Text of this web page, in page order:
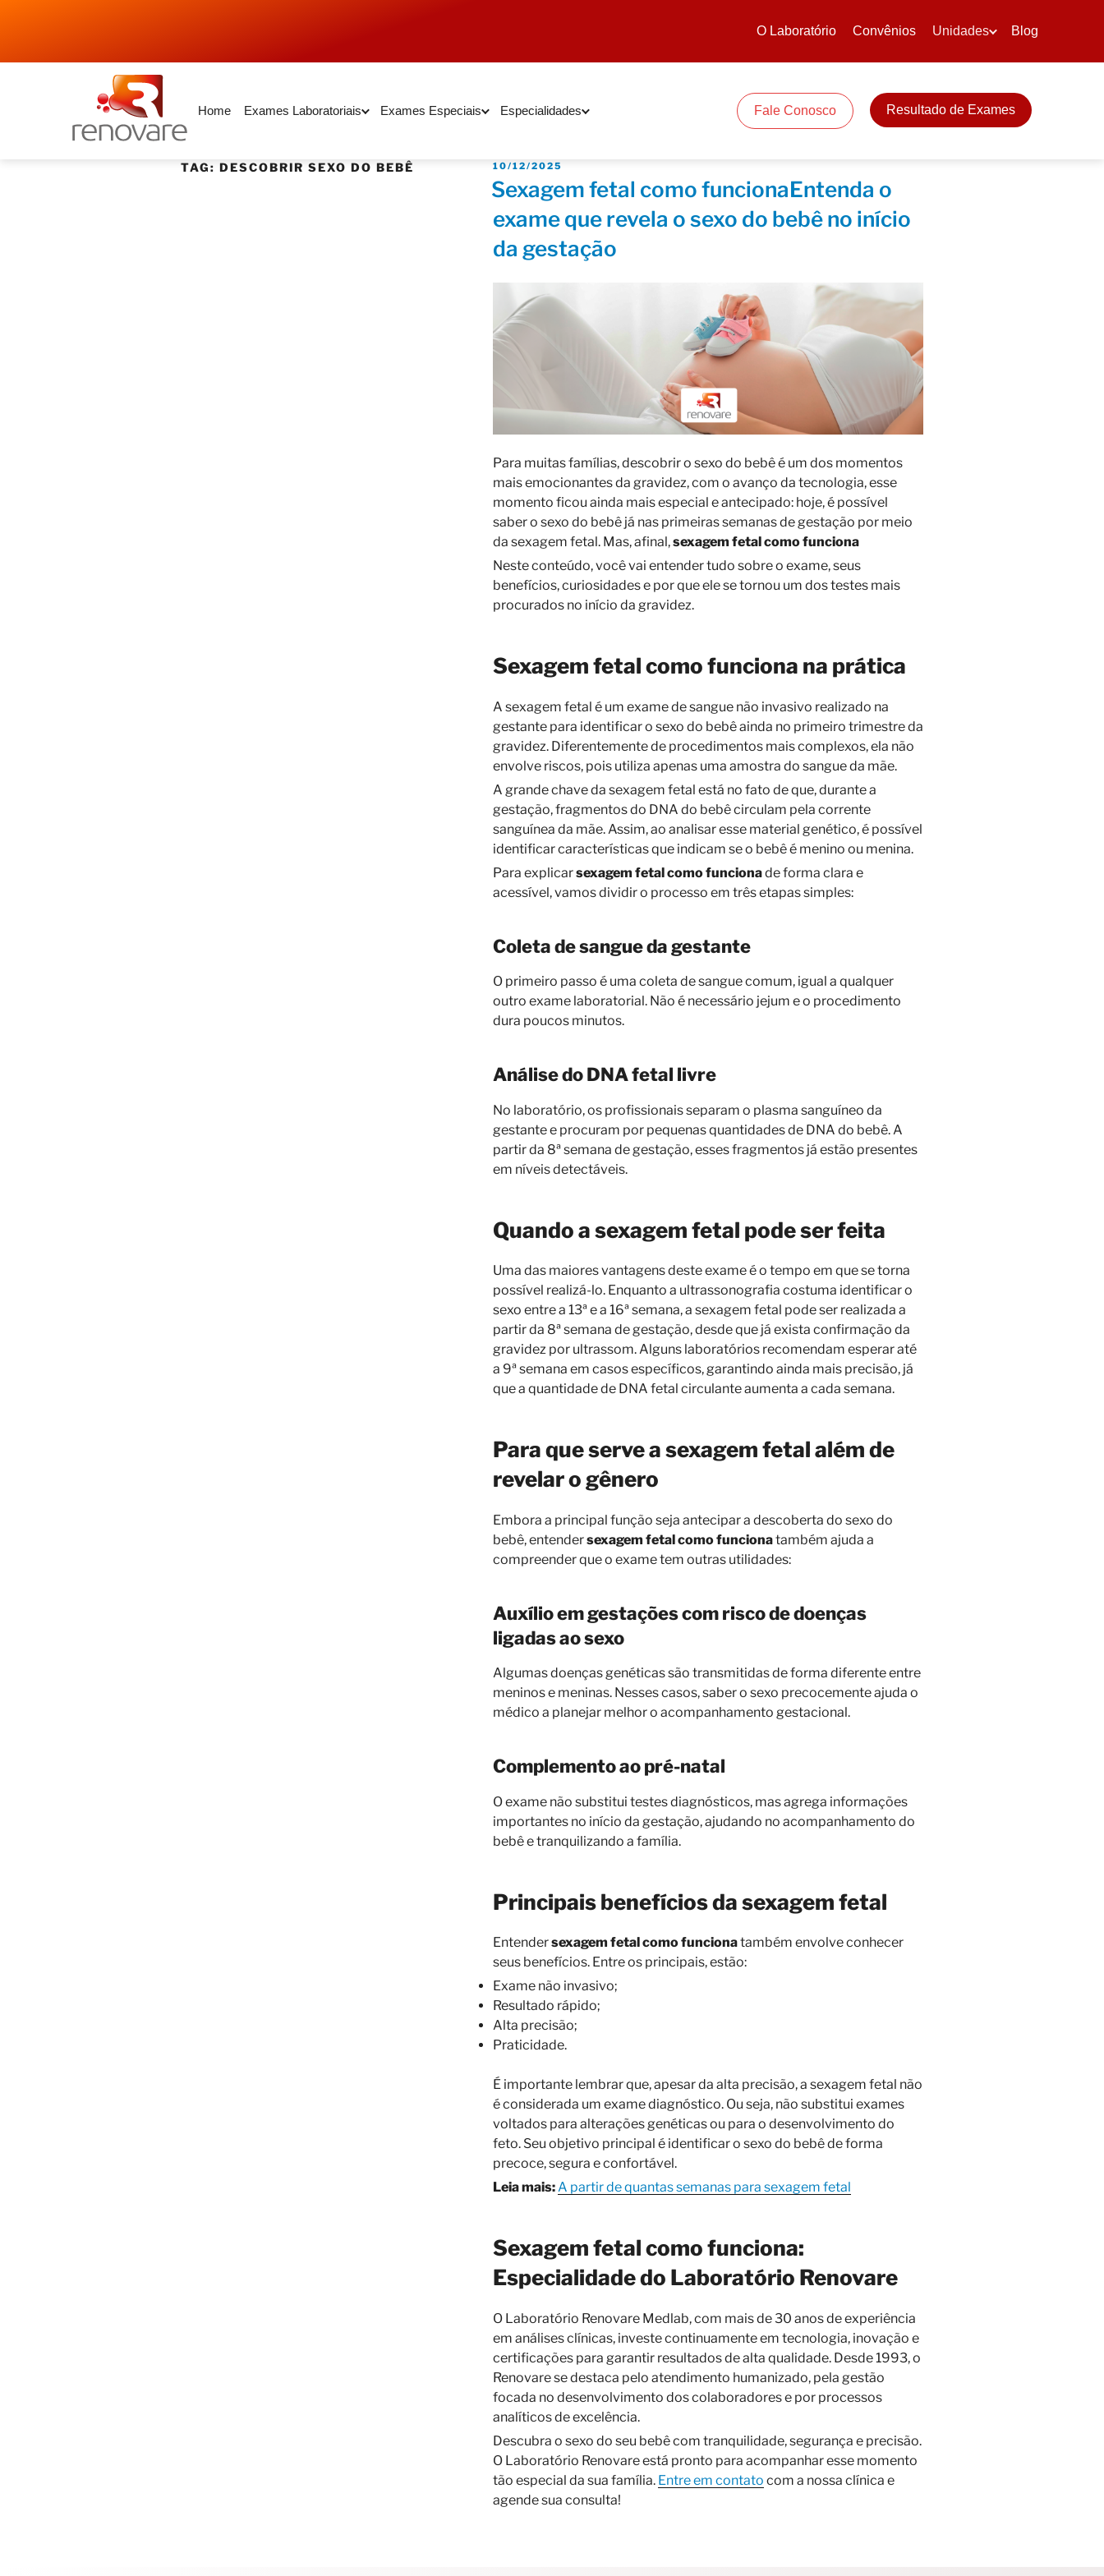
O Laboratório Convênios Unidades Blog
Home Exames Laboratoriais Exames Especiais Especialidades Fale Conosco Resultado de Exames
TAG: DESCOBRIR SEXO DO BEBÊ 10/12/2025
Sexagem fetal como funcionaEntenda o
exame que revela o sexo do bebê no início
da gestação
Para muitas famílias, descobrir o sexo do bebê é um dos momentos
mais emocionantes da gravidez, com o avanço da tecnologia, esse
momento ficou ainda mais especial e antecipado: hoje, é possível
saber o sexo do bebê já nas primeiras semanas de gestação por meio
da sexagem fetal. Mas, afinal,sexagem fetal como funciona
Neste conteúdo, você vai entender tudo sobre o exame, seus
benefícios, curiosidades e por que ele se tornou um dos testes mais
procurados no início da gravidez.
Sexagem fetal como funciona na prática
A sexagem fetal é um exame de sangue não invasivo realizado na
gestante para identificar o sexo do bebê ainda no primeiro trimestre da
gravidez. Diferentemente de procedimentos mais complexos, ela não
envolve riscos, pois utiliza apenas uma amostra do sangue da mãe.
A grande chave da sexagem fetal está no fato de que, durante a
gestação, fragmentos do DNA do bebê circulam pela corrente
sanguínea da mãe. Assim, ao analisar esse material genético, é possível
identificar características que indicam se o bebê é menino ou menina.
Para explicarsexagem fetal como funcionade forma clara e
acessível, vamos dividir o processo em três etapas simples:
Coleta de sangue da gestante
O primeiro passo é uma coleta de sangue comum, igual a qualquer
outro exame laboratorial. Não é necessário jejum e o procedimento
dura poucos minutos.
Análise do DNA fetal livre
No laboratório, os profissionais separam o plasma sanguíneo da
gestante e procuram por pequenas quantidades de DNA do bebê. A
partir da 8ª semana de gestação, esses fragmentos já estão presentes
em níveis detectáveis.
Quando a sexagem fetal pode ser feita
Uma das maiores vantagens deste exame é o tempo em que se torna
possível realizá-lo. Enquanto a ultrassonografia costuma identificar o
sexo entre a 13ª e a 16ª semana, a sexagem fetal pode ser realizada a
partir da 8ª semana de gestação, desde que já exista confirmação da
gravidez por ultrassom. Alguns laboratórios recomendam esperar até
a 9ª semana em casos específicos, garantindo ainda mais precisão, já
que a quantidade de DNA fetal circulante aumenta a cada semana.
Para que serve a sexagem fetal além de
revelar o gênero
Embora a principal função seja antecipar a descoberta do sexo do
bebê, entendersexagem fetal como funcionatambém ajuda a
compreender que o exame tem outras utilidades:
Auxílio em gestações com risco de doenças
ligadas ao sexo
Algumas doenças genéticas são transmitidas de forma diferente entre
meninos e meninas. Nesses casos, saber o sexo precocemente ajuda o
médico a planejar melhor o acompanhamento gestacional.
Complemento ao pré-natal
O exame não substitui testes diagnósticos, mas agrega informações
importantes no início da gestação, ajudando no acompanhamento do
bebê e tranquilizando a família.
Principais benefícios da sexagem fetal
Entendersexagem fetal como funcionatambém envolve conhecer
seus benefícios. Entre os principais, estão:
Exame não invasivo;
Resultado rápido;
Alta precisão;
Praticidade.
É importante lembrar que, apesar da alta precisão, a sexagem fetal não
é considerada um exame diagnóstico. Ou seja, não substitui exames
voltados para alterações genéticas ou para o desenvolvimento do
feto. Seu objetivo principal é identificar o sexo do bebê de forma
precoce, segura e confortável.
Leia mais:A partir de quantas semanas para sexagem fetal
Sexagem fetal como funciona:
Especialidade do Laboratório Renovare
O Laboratório Renovare Medlab, com mais de 30 anos de experiência
em análises clínicas, investe continuamente em tecnologia, inovação e
certificações para garantir resultados de alta qualidade. Desde 1993, o
Renovare se destaca pelo atendimento humanizado, pela gestão
focada no desenvolvimento dos colaboradores e por processos
analíticos de excelência.
Descubra o sexo do seu bebê com tranquilidade, segurança e precisão.
O Laboratório Renovare está pronto para acompanhar esse momento
tão especial da sua família. Entre em contato com a nossa clínica e
agende sua consulta!